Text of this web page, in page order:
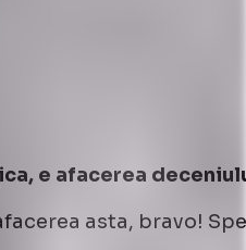
e afacerea
asta, bravo!